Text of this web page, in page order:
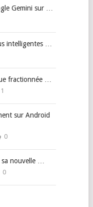
Gemini sur …
intelligentes …
fractionnée …
1
sur Android
0
nouvelle …
0